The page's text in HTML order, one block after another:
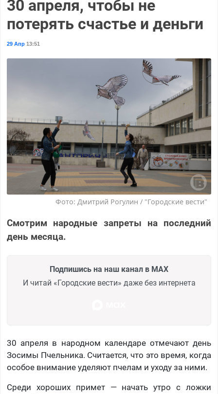
30 апреля, чтобы не
потерять счастье и деньги
29 Апр13:51
Фото: Дмитрий Рогулин / "Городские вести"
Смотрим народные запреты на последний
день месяца.
Подпишись на наш канал в MAX
И читай «Городские вести» даже без интернета
30 апреля в народном календаре отмечают день
Зосимы Пчельника. Считается, что это время, когда
особое внимание уделяют пчелам и уходу за ними.
Среди хороших примет — начать утро с ложки